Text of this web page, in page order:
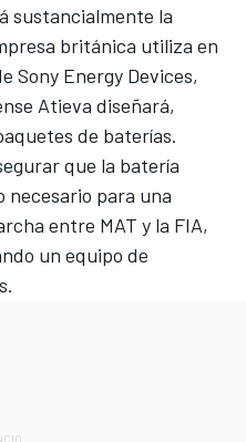
sustancialmente la
británica utiliza en
Sony Energy Devices,
Atieva diseñará,
de baterías.
que la batería
necesario para una
entre MAT y la FIA,
un equipo de